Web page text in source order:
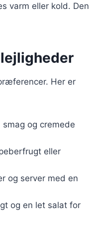
varm eller kold. Den
Her er
og cremede
eller
og server med en
og en let salat for